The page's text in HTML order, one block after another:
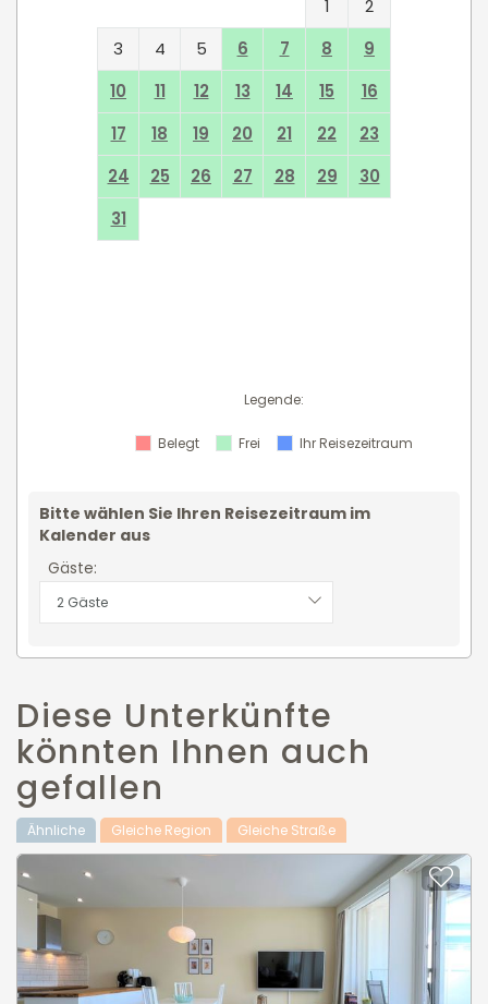
1
2
3
4 5 6 7 8
9
10
11 12 13 14 15
16
17
18 19 20 21 22
23
24
25 26 27 28 29
30
31
Legende:
Belegt Frei Ihr Reisezeitraum
Bitte wählen Sie Ihren Reisezeitraum im
Kalender aus
Gäste:
2 Gäste
Diese Unterkünfte
könnten Ihnen auch
gefallen
Ähnliche Gleiche Region Gleiche Straße